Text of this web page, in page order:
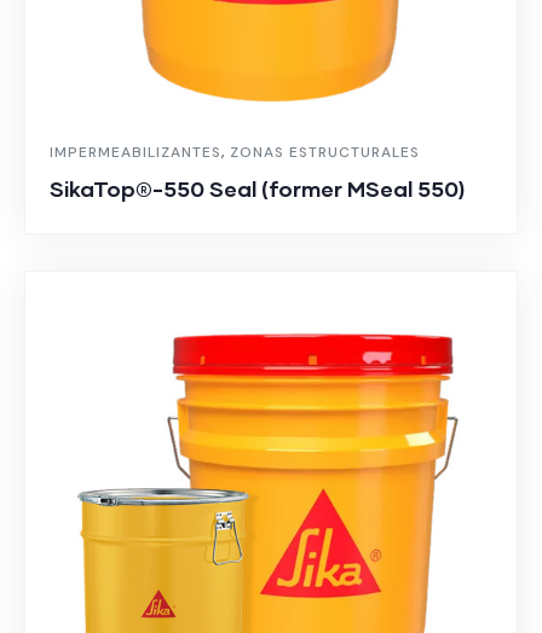
IMPERMEABILIZANTES, ZONAS ESTRUCTURALES
SikaTop®-550 Seal (former MSeal 550)